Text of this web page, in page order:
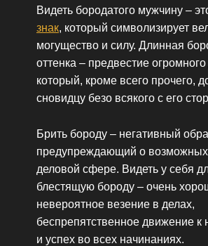
Видеть бородатого мужчину –
знак, который символизирует
могущество и силу. Длинная
оттенка – предвестие огромного
который, кроме всего прочего,
сновидцу безо всякого с его
Брить бороду – негативный
предупреждающий о возможных
деловой сфере. Видеть у себя
блестящую бороду – очень
невероятное везение в делах,
беспрепятственное движение к
и успех во всех начинаниях.